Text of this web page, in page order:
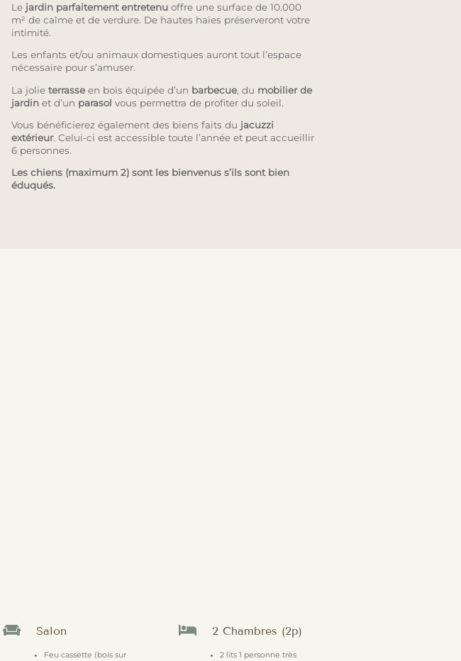
Le jardin parfaitement entretenuoffre une surface de 10.000
m² de calme et de verdure. De hautes haies préserveront votre
intimité.
Les enfants et/ou animaux domestiques auront tout l’espace
nécessaire pour s’amuser.
La jolie terrasseen bois équipée d’un barbecue, du mobilier de
jardinet d’un parasol vous permettra de profiter du soleil.
Vous bénéficierez également des biens faits du jacuzzi
extérieur. Celui-ci est accessible toute l’année et peut accueillir
6 personnes.
Les chiens (maximum 2) sont les bienvenus s’ils sont bien
éduqués.
 Salon
Feu cassette (bois sur
 2 Chambres (2p)
2 lits 1 personne très